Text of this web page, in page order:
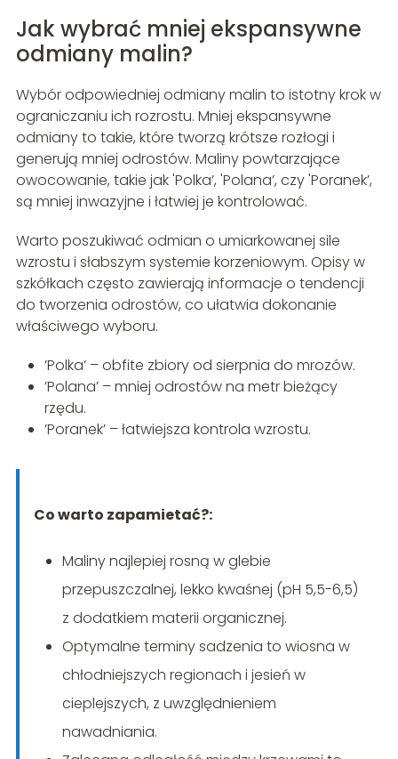
Jak wybrać mniej ekspansywne
odmiany malin?
Wybór odpowiedniej odmiany malin to istotny krok w
ograniczaniu ich rozrostu. Mniej ekspansywne
odmiany to takie, które tworzą krótsze rozłogi i
generują mniej odrostów. Maliny powtarzające
owocowanie, takie jak 'Polka’, 'Polana’, czy 'Poranek’,
są mniej inwazyjne i łatwiej je kontrolować.
Warto poszukiwać odmian o umiarkowanej sile
wzrostu i słabszym systemie korzeniowym. Opisy w
szkółkach często zawierają informacje o tendencji
do tworzenia odrostów, co ułatwia dokonanie
właściwego wyboru.
’Polka’ – obfite zbiory od sierpnia do mrozów.
’Polana’ – mniej odrostów na metr bieżący
rzędu.
’Poranek’ – łatwiejsza kontrola wzrostu.
Co warto zapamietać?:
Maliny najlepiej rosną w glebie
przepuszczalnej, lekko kwaśnej (pH 5,5-6,5)
z dodatkiem materii organicznej.
Optymalne terminy sadzenia to wiosna w
chłodniejszych regionach i jesień w
cieplejszych, z uwzględnieniem
nawadniania.